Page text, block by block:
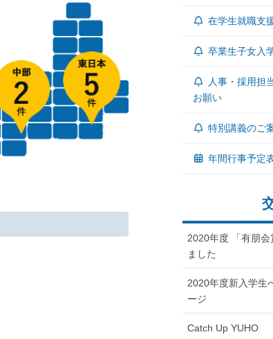
在学生就職支
卒業生子女入
人事・採用担
お願い
特別講義のご
年間行事予定
2020年度 「有朋
ました
2020年度新入学生
ージ
Catch Up YUHO